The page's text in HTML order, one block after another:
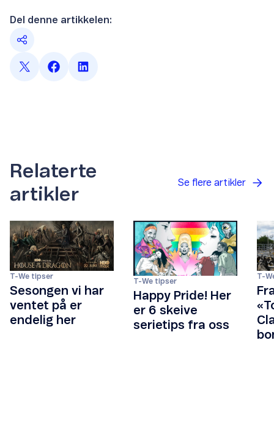
Del denne artikkelen:
Relaterte
artikler
Se flere artikler
T-We tipser
Sesongen vi har
ventet på er
endelig her
T-We tipser
Happy Pride! Her
er 6 skeive
serietips fra oss
T-